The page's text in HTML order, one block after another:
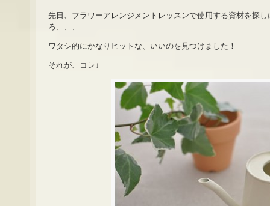
先日、フラワーアレンジメントレッスンで使用する資材を探
ろ、、、
ワタシ的にかなりヒットな、いいのを見つけました！
それが、コレ↓